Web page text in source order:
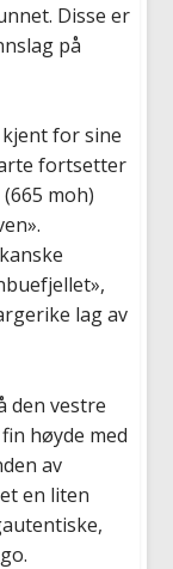
Disse er
på
for sine
fortsetter
moh)
lag av
den vestre
høyde med
av
en liten